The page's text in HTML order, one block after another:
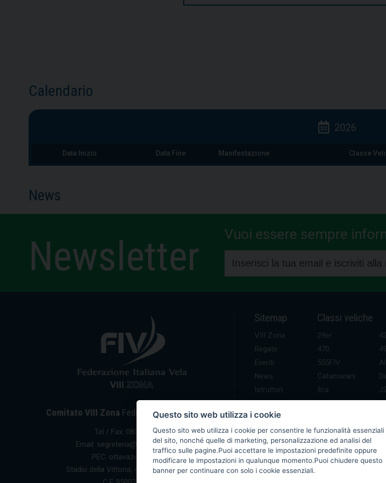
Calendario
2026
Data Inizio Data Fine Manifestazione Classe
News
Newsletter Vuoi essere sempre
Comitato VIII Zona Federazione Italiana Vela
Tel / Fax: 080 5351067
Email: segreteria@ottavazona.org
PEC: ottavazona@pec.it
Stadio della Vittoria, 4 Bari (BA) - 70123
Sitemap
VIII Zona
Regate
Eventi
News
Istruttori
UDR
Contatti
Classi veliche
29er
470
555FIV
Catamarani
Ilca
Kitefoil
Platu 25
Waszp
Questo sito web utilizza i cookie
Questo sito web utilizza i cookie per consentire le funzionalità essenziali
del sito, nonché quelle di marketing, personalizzazione ed analisi del
traffico sulle pagine.Puoi accettare le impostazioni predefinite oppure
modificare le impostazioni in qualunque momento.Puoi chiudere questo
banner per continuare con solo i cookie essenziali.